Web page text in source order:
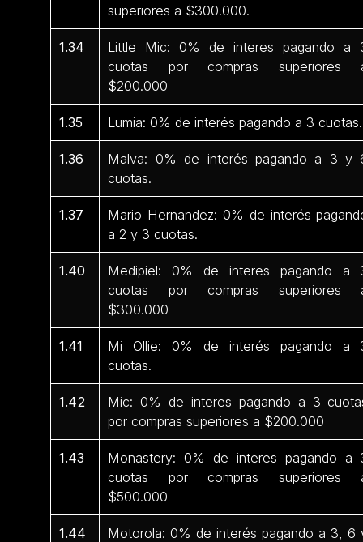
superiores a $300.000.
1.34
Little Mic: 0% de interes pagando a
cuotas por compras superiores
$200.000
1.35 Lumia: 0% de interés pagando a 3 cuotas.
1.36
Malva: 0% de interés pagando a 3 y
cuotas.
1.37
Mario Hernandez: 0% de interés
a 2 y 3 cuotas.
1.40
Medipiel: 0% de interes pagando a
cuotas por compras superiores
$300.000
1.41
Mi Ollie: 0% de interés pagando a
cuotas.
1.42
Mic: 0% de interes pagando a 3
por compras superiores a $200.000
1.43
Monastery: 0% de interes pagando a
cuotas por compras superiores
$500.000
1.44
Motorola: 0% de interés pagando a 3, 6